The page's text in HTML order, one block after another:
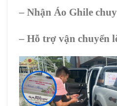
– Nhận Áo Ghile
– Hỗ trợ vận chuyển